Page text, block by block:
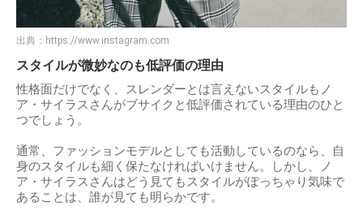
出典： https://www.instagram.com
スタイルが微妙なのも低評価の理由
性格面だけでなく、スレンダーとは言えないスタイルもノ
ア・サイラスさんがブサイクと低評価されている理由のひと
つでしょう。
通常、ファッションモデルとしても活動しているのなら、自
身のスタイルも細く保たなければいけません。しかし、ノ
ア・サイラスさんはどう見てもスタイルがぽっちゃり気味で
あることは、誰が見ても明らかです。